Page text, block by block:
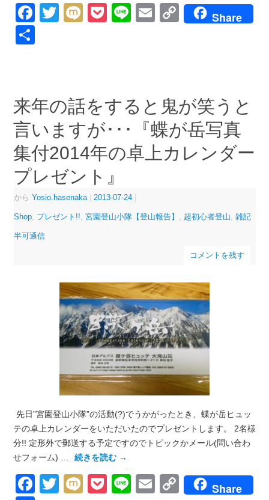
Facebook
Twitter
MixiPocket
LineEmail
CopyShare
共
来年の話をすると鬼が笑うと
言いますが･･･『蝶が岳写真
集付2014年の卓上カレンダー
プレゼント』
から Yosio.hasenaka 2013-07-24
Shop, プレゼント!! 宮園登山小隊【登山報告】 超初心者登山 雑記
半可通信
コメントを残す
先日”宮園登山小隊”の活動(?)でうかがったとき、蝶が岳ヒュッ
テの卓上カレンダーをいただいたのでプレゼントします。 2名様
分!! 定形外で郵送する予定ですのでトピックかメール(問い合わ
せフォーム) …
続きを読む →
Facebook
Twitter
MixiPocket
LineEmailCopyShare